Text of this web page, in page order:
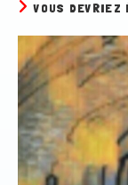
VOUS DEVRIEZ